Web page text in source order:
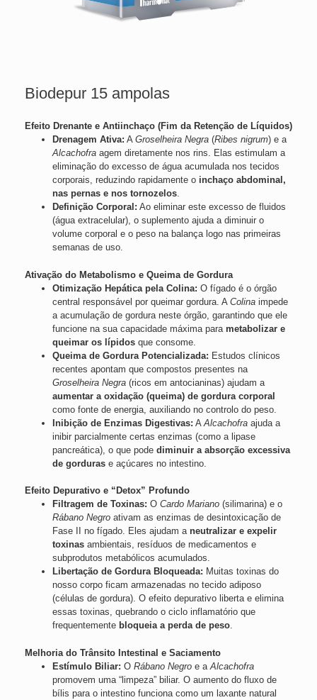
Biodepur 15 ampolas
Efeito Drenante e Antiinchaço (Fim da Retenção de Líquidos)
Drenagem Ativa: A Groselheira Negra (Ribes nigrum) e a
Alcachofra agem diretamente nos rins. Elas estimulam a
eliminação do excesso de água acumulada nos tecidos
corporais, reduzindo rapidamente o inchaço abdominal,
nas pernas e nos tornozelos.
Definição Corporal: Ao eliminar este excesso de fluidos
(água extracelular), o suplemento ajuda a diminuir o
volume corporal e o peso na balança logo nas primeiras
semanas de uso.
Ativação do Metabolismo e Queima de Gordura
Otimização Hepática pela Colina: O fígado é o órgão
central responsável por queimar gordura. A Colina impede
a acumulação de gordura neste órgão, garantindo que ele
funcione na sua capacidade máxima para metabolizar e
queimar os lípidos que consome.
Queima de Gordura Potencializada: Estudos clínicos
recentes apontam que compostos presentes na
Groselheira Negra (ricos em antocianinas) ajudam a
aumentar a oxidação (queima) de gordura corporal
como fonte de energia, auxiliando no controlo do peso.
Inibição de Enzimas Digestivas: A Alcachofra ajuda a
inibir parcialmente certas enzimas (como a lipase
pancreática), o que pode diminuir a absorção excessiva
de gorduras e açúcares no intestino.
Efeito Depurativo e “Detox” Profundo
Filtragem de Toxinas: O Cardo Mariano (silimarina) e o
Rábano Negro ativam as enzimas de desintoxicação de
Fase II no fígado. Eles ajudam a neutralizar e expelir
toxinas ambientais, resíduos de medicamentos e
subprodutos metabólicos acumulados.
Libertação de Gordura Bloqueada: Muitas toxinas do
nosso corpo ficam armazenadas no tecido adiposo
(células de gordura). O efeito depurativo liberta e elimina
essas toxinas, quebrando o ciclo inflamatório que
frequentemente bloqueia a perda de peso.
Melhoria do Trânsito Intestinal e Saciamento
Estímulo Biliar: O Rábano Negro e a Alcachofra
promovem uma “limpeza” biliar. O aumento do fluxo de
bílis para o intestino funciona como um laxante natural